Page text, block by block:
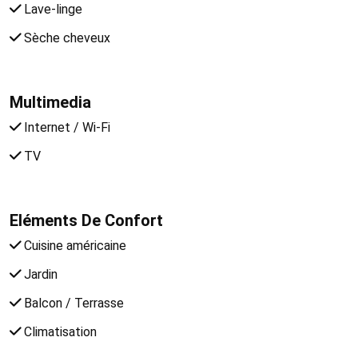
Lave-linge
Sèche cheveux
Multimedia
Internet / Wi-Fi
TV
Eléments De Confort
Cuisine américaine
Jardin
Balcon / Terrasse
Climatisation